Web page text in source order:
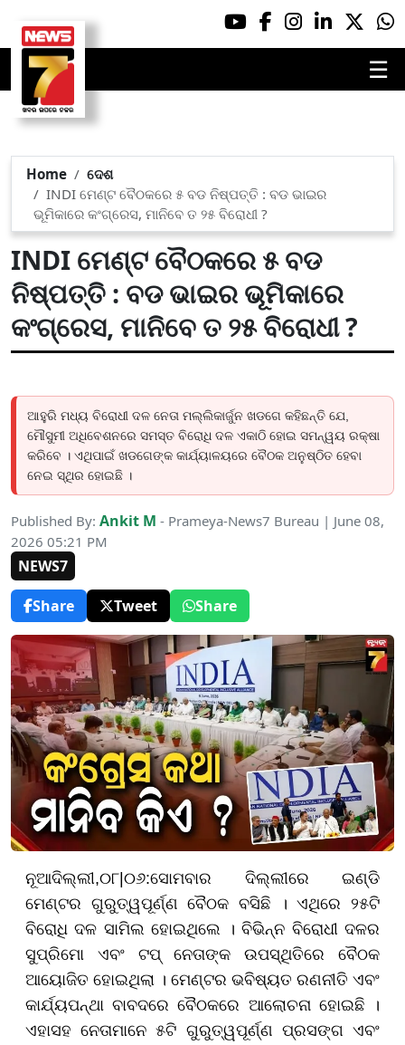
☰
Home
ଦେଶ
INDI ମେଣ୍ଟ ବୈଠକରେ ୫ ବଡ ନିଷ୍ପତ୍ତି : ବଡ ଭାଇର
ଭୂମିକାରେ କଂଗ୍ରେସ, ମାନିବେ ତ ୨୫ ବିରୋଧୀ ?
INDI ମେଣ୍ଟ ବୈଠକରେ ୫ ବଡ
ନିଷ୍ପତ୍ତି : ବଡ ଭାଇର ଭୂମିକାରେ
କଂଗ୍ରେସ, ମାନିବେ ତ ୨୫ ବିରୋଧୀ ?
ଆହୁରି ମଧ୍ୟ ବିରୋଧୀ ଦଳ ନେତା ମଲ୍ଲିକାର୍ଜୁନ ଖଡଗେ କହିଛନ୍ତି ଯେ,
ମୌସୁମୀ ଅଧିବେଶନରେ ସମସ୍ତ ବିରୋଧି ଦଳ ଏକାଠି ହୋଇ ସମନ୍ୱୟ ରକ୍ଷା
କରିବେ । ଏଥିପାଇଁ ଖଡଗେଙ୍କ କାର୍ଯ୍ୟାଳୟରେ ବୈଠକ ଅନୁଷ୍ଠିତ ହେବା
ନେଇ ସ୍ଥିର ହୋଇଛି ।
Published By: Ankit M - Prameya-News7 Bureau | June 08,
2026 05:21 PM
NEWS7
Share
Tweet Share
ନୂଆଦିଲ୍ଲୀ,୦୮|୦୬:ସୋମବାର ଦିଲ୍ଲୀରେ ଇଣ୍ଡି
ମେଣ୍ଟର ଗୁରୁତ୍ୱପୂର୍ଣ୍ଣ ବୈଠକ ବସିଛି । ଏଥିରେ ୨୫ଟି
ବିରୋଧି ଦଳ ସାମିଲ ହୋଇଥିଲେ । ବିଭିନ୍ନ ବିରୋଧୀ ଦଳର
ସୁପ୍ରିମୋ ଏବଂ ଟପ୍ ନେତାଙ୍କ ଉପସ୍ଥିତିରେ ବୈଠକ
ଆୟୋଜିତ ହୋଇଥିଲା । ମେଣ୍ଟର ଭବିଷ୍ୟତ ରଣନୀତି ଏବଂ
କାର୍ଯ୍ୟପନ୍ଥା ବାବଦରେ ବୈଠକରେ ଆଲୋଚନା ହୋଇଛି ।
ଏହାସହ ନେତାମାନେ ୫ଟି ଗୁରୁତ୍ୱପୂର୍ଣ୍ଣ ପ୍ରସଙ୍ଗ ଏବଂ